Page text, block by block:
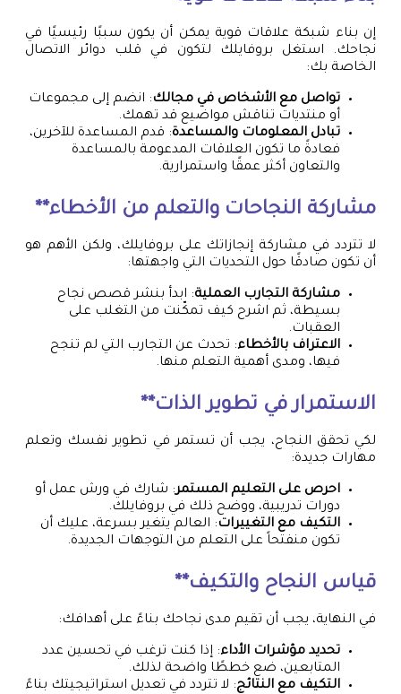
إن بناء شبكة علاقات قوية يمكن أن يكون سببًا رئيسيًا في
نجاحك. استغل بروفايلك لتكون في قلب دوائر الاتصال
الخاصة بك:
تواصل مع الأشخاص في مجالك: انضم إلى مجموعات
أو منتديات تناقش مواضيع قد تهمك.
تبادل المعلومات والمساعدة: قدم المساعدة للآخرين،
فعادةً ما تكون العلاقات المدعومة بالمساعدة
والتعاون أكثر عمقًا واستمرارية.
مشاركة النجاحات والتعلم من الأخطاء**
لا تتردد في مشاركة إنجازاتك على بروفايلك، ولكن الأهم هو
أن تكون صادقًا حول التحديات التي واجهتها:
مشاركة التجارب العملية: ابدأ بنشر قصص نجاح
بسيطة، ثم اشرح كيف تمكّنت من التغلب على
العقبات.
الاعتراف بالأخطاء: تحدث عن التجارب التي لم تنجح
فيها، ومدى أهمية التعلم منها.
الاستمرار في تطوير الذات**
لكي تحقق النجاح، يجب أن تستمر في تطوير نفسك وتعلم
مهارات جديدة:
احرص على التعليم المستمر: شارك في ورش عمل أو
دورات تدريبية، ووضح ذلك في بروفايلك.
التكيف مع التغييرات: العالم يتغير بسرعة، عليك أن
تكون منفتحاً على التعلم من التوجهات الجديدة.
قياس النجاح والتكيف**
في النهاية، يجب أن تقيم مدى نجاحك بناءً على أهدافك:
تحديد مؤشرات الأداء: إذا كنت ترغب في تحسين عدد
المتابعين، ضع خططًا واضحة لذلك.
التكيف مع النتائج: لا تتردد في تعديل استراتيجيتك بناءً